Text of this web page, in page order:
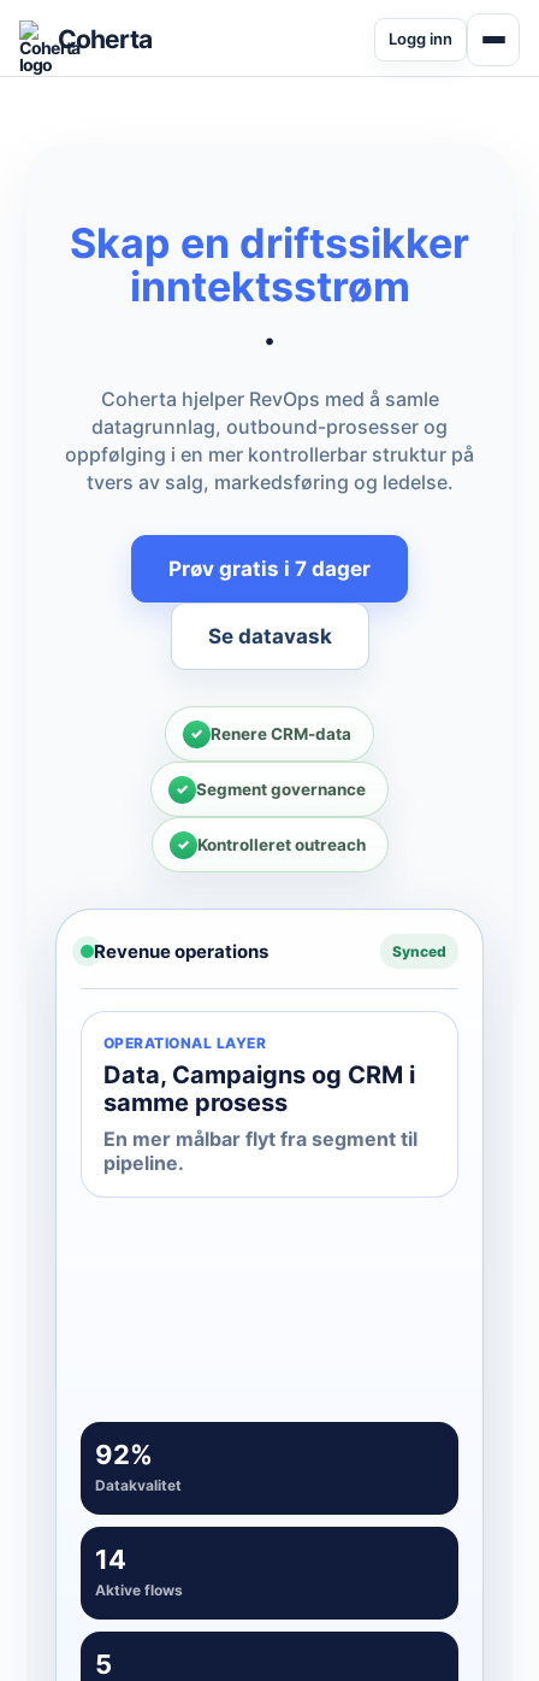
Coherta Logg inn
Skap en driftssikker
inntektsstrøm
.
Coherta hjelper RevOps med å samle
datagrunnlag, outbound-prosesser og
oppfølging i en mer kontrollerbar struktur på
tvers av salg, markedsføring og ledelse.
Prøv gratis i 7 dager
Se datavask
Renere CRM-data
Segment governance
Kontrolleret outreach
Revenue operations Synced
OPERATIONAL LAYER
Data, Campaigns og CRM i
samme prosess
En mer målbar flyt fra segment til
pipeline.
92%
Datakvalitet
14
Aktive flows
5